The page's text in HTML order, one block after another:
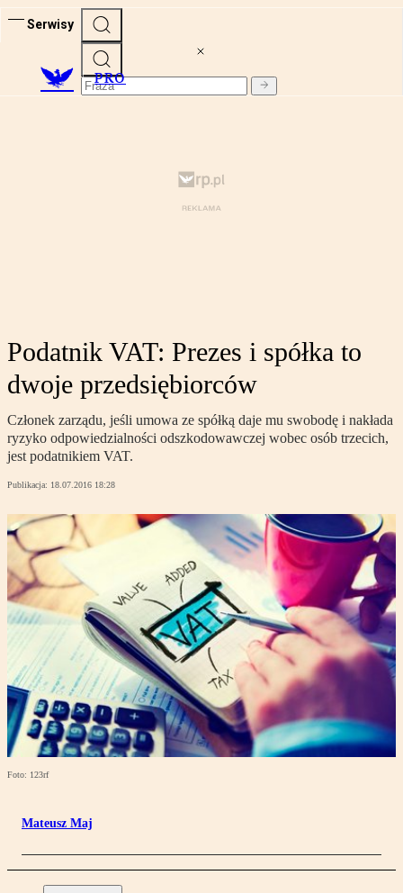
Serwisy
PRO
Podatnik VAT: Prezes i spółka to
dwoje przedsiębiorców
Członek zarządu, jeśli umowa ze spółką daje mu swobodę i nakłada
ryzyko odpowiedzialności odszkodowawczej wobec osób trzecich,
jest podatnikiem VAT.
Publikacja: 18.07.2016 18:28
Foto: 123rf
Mateusz Maj